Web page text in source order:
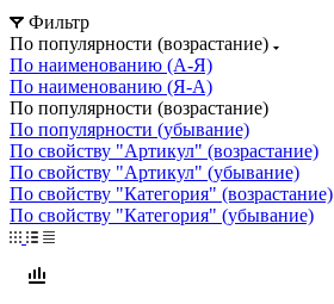
Фильтр
По популярности (возрастание)
По наименованию (А-Я)
По наименованию (Я-А)
По популярности (возрастание)
По популярности (убывание)
По свойству "Артикул" (возрастание)
По свойству "Артикул" (убывание)
По свойству "Категория" (возрастание)
По свойству "Категория" (убывание)